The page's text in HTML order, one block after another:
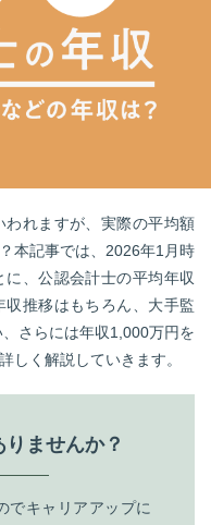
の転職
相談会・セミナー
ち情報
とは？
ビス紹介
お役立ち情報
情報
情報
われますが、実際の平均額
本記事では、2026年1月時
、公認会計士の平均年収
推移はもちろん、大手監
さらには年収1,000万円を
しく解説していきます。
ませんか？
でキャリアアップに